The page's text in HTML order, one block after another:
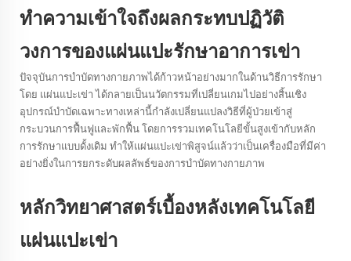
ทำความเข้าใจถึงผลกระทบปฏิวัติ
วงการของแผ่นแปะรักษาอาการเข่า
ปัจจุบันการบำบัดทางกายภาพได้ก้าวหน้าอย่างมากในด้านวิธีการรักษา
โดย แผ่นแปะเข่าได้กลายเป็นนวัตกรรมที่เปลี่ยนเกมไปอย่างสิ้นเชิง
อุปกรณ์บำบัดเฉพาะทางเหล่านี้กำลังเปลี่ยนแปลงวิธีที่ผู้ป่วยเข้าสู่
กระบวนการฟื้นฟูและพักฟื้น โดยการรวมเทคโนโลยีขั้นสูงเข้ากับหลัก
การรักษาแบบดั้งเดิม ทำให้แผ่นแปะเข่าพิสูจน์แล้วว่าเป็นเครื่องมือที่มีค่า
อย่างยิ่งในการยกระดับผลลัพธ์ของการบำบัดทางกายภาพ
หลักวิทยาศาสตร์เบื้องหลังเทคโนโลยี
แผ่นแปะเข่า